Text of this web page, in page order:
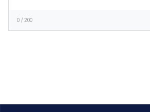
0 / 200